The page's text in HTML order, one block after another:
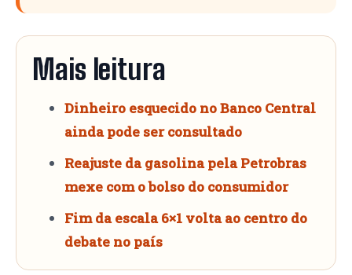
Mais leitura
Dinheiro esquecido no Banco Central
ainda pode ser consultado
Reajuste da gasolina pela Petrobras
mexe com o bolso do consumidor
Fim da escala 6×1 volta ao centro do
debate no país